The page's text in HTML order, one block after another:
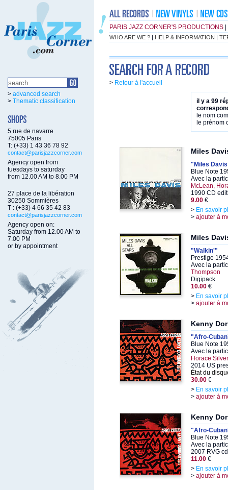
PARIS JAZZ CORNER'S PRODUCTIONS
WHO ARE WE ? | HELP & INFORMATION |
> advanced search
> Thematic classification
5 rue de navarre
75005 Paris
T: (+33) 1 43 36 78 92
contact@parisjazzcorner.com
Agency open from
tuesdays to saturday
from 12.00 AM to 8.00 PM
27 place de la libération
30250 Sommières
T : (+33) 4 66 35 42 83
contact@parisjazzcorner.com
Agency open on:
Saturday from 12.00 AM to
7.00 PM
or by appointment
> Retour à l'accueil
il y a 99
le nom
le prénom
Miles
"Miles
Blue Note
Avec la
McLean,
1990 CD
9.00 €
> En savoir
> ajouter à
Miles
"Walkin'"
Prestige
Avec la
Thompson
Digipack
10.00 €
> En savoir
> ajouter à
Kenny
"Afro-
Blue Note
Avec la
Horace
2014 US
État du
30.00 €
> En savoir
> ajouter à
Kenny
"Afro-
Blue Note
Avec la
2007 RVG
11.00 €
> En savoir
> ajouter à